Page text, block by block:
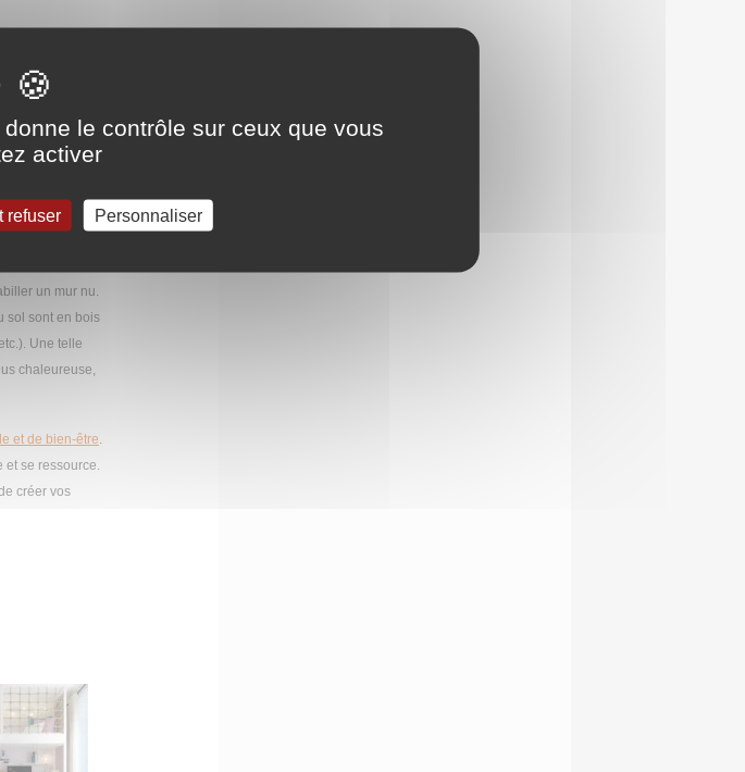
le contrôle sur ceux que vous
activer
refuser Personnaliser
imposants qui
clairs (blanc,
que la
de la sobriété
un mur nu.
sol sont en bois
Une telle
chaleureuse,
et de bien-être.
et se ressource.
créer vos